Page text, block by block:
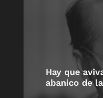
Hay que
abanico de